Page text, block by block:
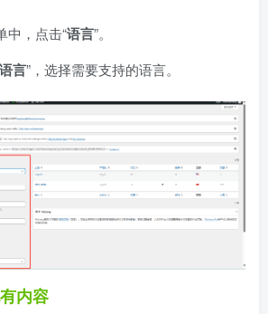
中，点击“语言”。
言”，选择需要支持的语言。
内容